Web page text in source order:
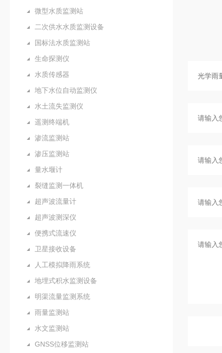
微型水质监测站
二次供水水质监测设备
国标法水质监测站
生命探测仪
水质传感器
地下水位自动监测仪
水土流失监测仪
遥测终端机
渗流监测站
渗压监测站
量水堰计
裂缝监测一体机
超声波流量计
超声波测深仪
便携式流速仪
卫星接收设备
人工模拟降雨系统
地埋式积水监测设备
明渠流量监测系统
雨量监测站
水文监测站
GNSS位移监测站